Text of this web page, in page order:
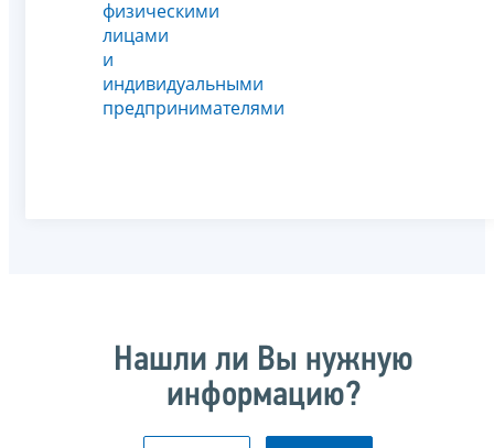
физическими
лицами
и
индивидуальными
предпринимателями
Нашли ли Вы нужную
информацию?